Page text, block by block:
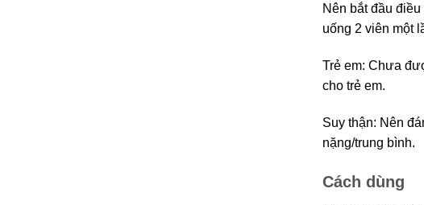
Nên bắt đầu
uống 2 viên một
Trẻ em: Chưa
cho trẻ em.
Suy thận: Nên
nặng/trung bình.
Cách dùng